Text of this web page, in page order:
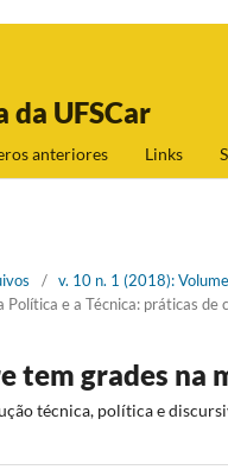
UFSCar
anteriores Links
/ v. 10 n. 1 (2018):
Política e a Técnica: práticas de
tem grades na
técnica, política e